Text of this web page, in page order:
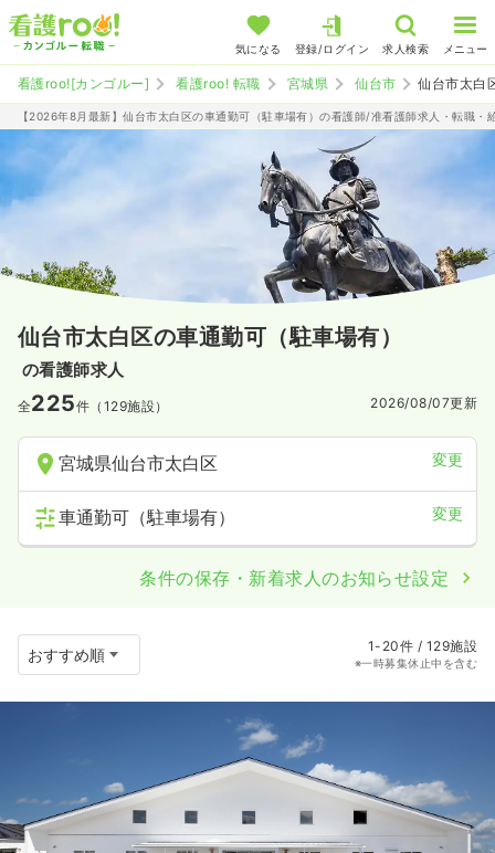
気になる 登録/ログイン 求人検索 メニュー
看護roo![カンゴルー] 看護roo! 転職 宮城県 仙台市 仙台市太白
【2026年8月最新】仙台市太白区の車通勤可（駐車場有）の看護師/准看護師求人・転職・
仙台市太白区の車通勤可（駐車場有）
の看護師求人
全225件（129施設） 2026/08/07更新
宮城県仙台市太白区 変更
車通勤可（駐車場有） 変更
条件の保存・新着求人のお知らせ設定
1-20件 / 129施設
※一時募集休止中を含む